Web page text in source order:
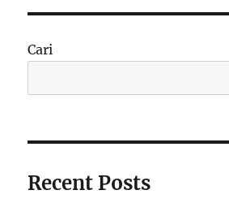
Cari
Recent Posts